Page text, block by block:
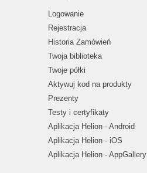
Logowanie
Rejestracja
Historia Zamówień
Twoja biblioteka
Twoje półki
Aktywuj kod na produkty
Prezenty
Testy i certyfikaty
Aplikacja Helion - Android
Aplikacja Helion - iOS
Aplikacja Helion - AppGallery